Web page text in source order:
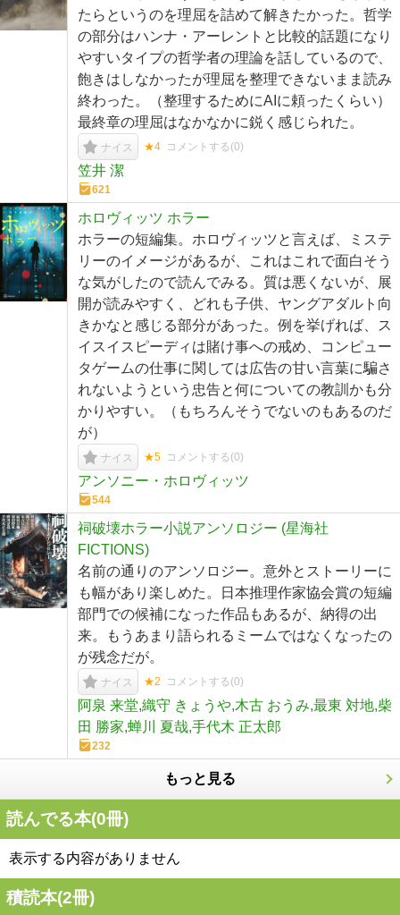
たらというのを理屈を詰めて解きたかった。哲学
の部分はハンナ・アーレントと比較的話題になり
やすいタイプの哲学者の理論を話しているので、
飽きはしなかったが理屈を整理できないまま読み
終わった。（整理するためにAIに頼ったくらい）
最終章の理屈はなかなかに鋭く感じられた。
ナイス ★4 コメントする(0)
笠井 潔
621
ホロヴィッツ ホラー
ホラーの短編集。ホロヴィッツと言えば、ミステ
リーのイメージがあるが、これはこれで面白そう
な気がしたので読んでみる。質は悪くないが、展
開が読みやすく、どれも子供、ヤングアダルト向
きかなと感じる部分があった。例を挙げれば、ス
イスイスピーディは賭け事への戒め、コンピュー
タゲームの仕事に関しては広告の甘い言葉に騙さ
れないようという忠告と何についての教訓かも分
かりやすい。（もちろんそうでないのもあるのだ
が）
ナイス ★5 コメントする(0)
アンソニー・ホロヴィッツ
544
祠破壊ホラー小説アンソロジー (星海社
FICTIONS)
名前の通りのアンソロジー。意外とストーリーに
も幅があり楽しめた。日本推理作家協会賞の短編
部門での候補になった作品もあるが、納得の出
来。もうあまり語られるミームではなくなったの
が残念だが。
ナイス ★2 コメントする(0)
阿泉 来堂,織守 きょうや,木古 おうみ,最東 対地,柴
田 勝家,蝉川 夏哉,手代木 正太郎
232
もっと見る
読んでる本(0冊)
表示する内容がありません
積読本(2冊)